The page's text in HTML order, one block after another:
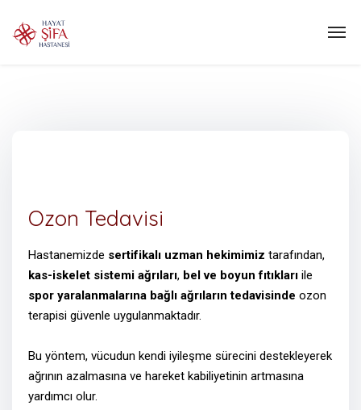
Ozon Tedavisi
Hastanemizde sertifikalı uzman hekimimiz tarafından,
kas-iskelet sistemi ağrıları, bel ve boyun fıtıkları ile
spor yaralanmalarına bağlı ağrıların tedavisinde ozon
terapisi güvenle uygulanmaktadır.
Bu yöntem, vücudun kendi iyileşme sürecini destekleyerek
ağrının azalmasına ve hareket kabiliyetinin artmasına
yardımcı olur.